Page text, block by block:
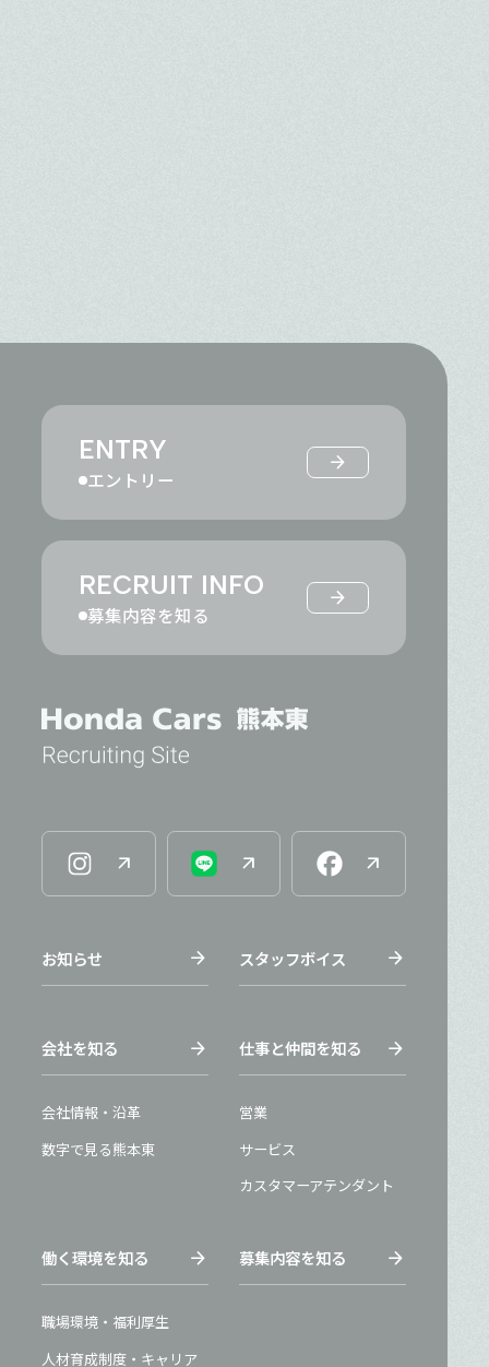
ENTRY
エントリー
arrow_forward
RECRUIT INFO
募集内容を知る
arrow_forward
arrow_outward arrow_outward arrow_outward
お知らせ arrow_forward スタッフボイス arrow_forward
会社を知る arrow_forward
会社情報・沿革
数字で見る熊本東
仕事と仲間を知る arrow_forward
営業
サービス
カスタマーアテンダント
働く環境を知る arrow_forward
職場環境・福利厚生
人材育成制度・キャリア
募集内容を知る arrow_forward